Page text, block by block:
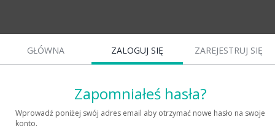
GŁÓWNA ZALOGUJ SIĘ ZAREJESTRUJ SIĘ
Zapomniałeś hasła?
Wprowadź poniżej swój adres email aby otrzymać nowe hasło na swoje
konto.